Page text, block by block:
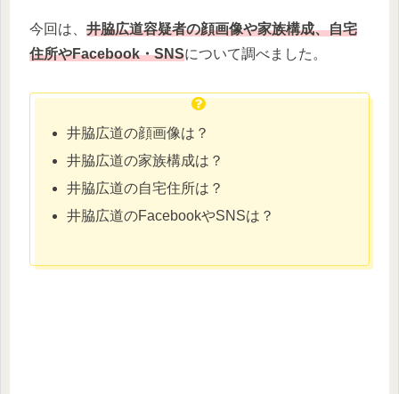
今回は、 井脇広道容疑者の顔画像や家族構成、自宅
住所やFacebook・SNSについて調べました。
井脇広道の顔画像は？
井脇広道の家族構成は？
井脇広道の自宅住所は？
井脇広道のFacebookやSNSは？